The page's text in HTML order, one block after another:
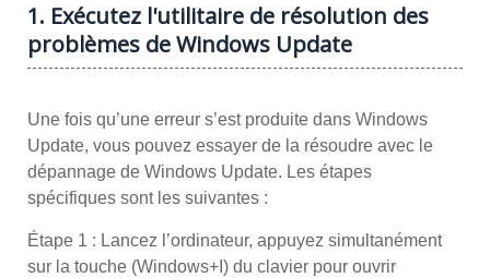
1. Exécutez l'utilitaire de résolution des
problèmes de Windows Update
Une fois qu’une erreur s’est produite dans Windows
Update, vous pouvez essayer de la résoudre avec le
dépannage de Windows Update. Les étapes
spécifiques sont les suivantes :
Étape 1 : Lancez l’ordinateur, appuyez simultanément
sur la touche (Windows+I) du clavier pour ouvrir